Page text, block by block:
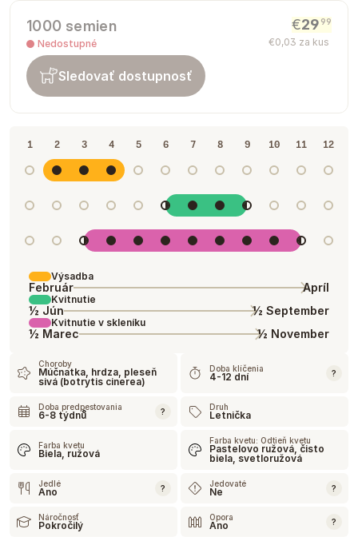
1000 semien
Nedostupné
€29 99
€0,03 za kus
Sledovať dostupnosť
1 2 3 4 5 6 7 8 9 10 11 12
Výsadba
Február Apríl
Kvitnutie
½ Jún ½ September
Kvitnutie v skleníku
½ Marec ½ November
Choroby
Múčnatka, hrdza, pleseň
sivá (botrytis cinerea)
Doba klíčenia
4-12 dní ?
Doba predpestovania
6-8 týdnů ? Druh
Letnička
Farba kvetu
Biela, ružová
Farba kvetu: Odtieň kvetu
Pastelovo ružová, čisto
biela, svetloružová
Jedlé
Ano ? Jedovaté
Ne ?
Náročnosť
Pokročilý
Opora
Ano ?